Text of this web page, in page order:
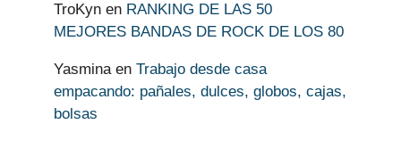
TroKyn en RANKING DE LAS 50
MEJORES BANDAS DE ROCK DE LOS 80
Yasminaen Trabajo desde casa
empacando: pañales, dulces, globos, cajas,
bolsas